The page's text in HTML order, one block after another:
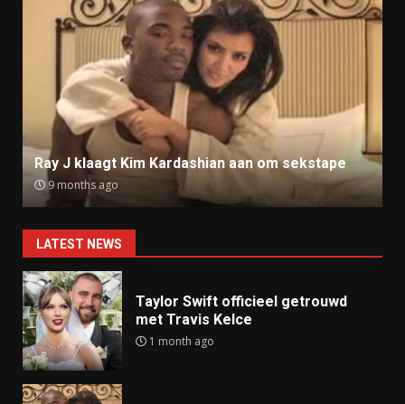
Ray J klaagt Kim Kardashian aan om sekstape
9 months ago
LATEST NEWS
Taylor Swift officieel getrouwd
met Travis Kelce
1 month ago